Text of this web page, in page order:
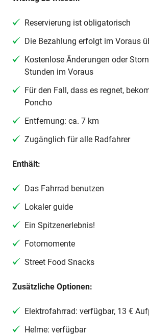
Reservierung ist obligatorisch
Die Bezahlung erfolgt im Voraus
Kostenlose Änderungen oder
Stunden im Voraus
Für den Fall, dass es regnet,
Poncho
Entfernung: ca. 7 km
Zugänglich für alle Radfahrer
Enthält:
Das Fahrrad benutzen
Lokaler guide
Ein Spitzenerlebnis!
Fotomomente
Street Food Snacks
Zusätzliche Optionen:
Elektrofahrrad: verfügbar, 13 €
Helme: verfügbar